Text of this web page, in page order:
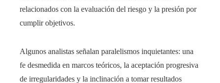
relacionados con la evaluación del riesgo y la presión por
cumplir objetivos.
Algunos analistas señalan paralelismos inquietantes: una
fe desmedida en marcos teóricos, la aceptación progresiva
de irregularidades y la inclinación a tomar resultados